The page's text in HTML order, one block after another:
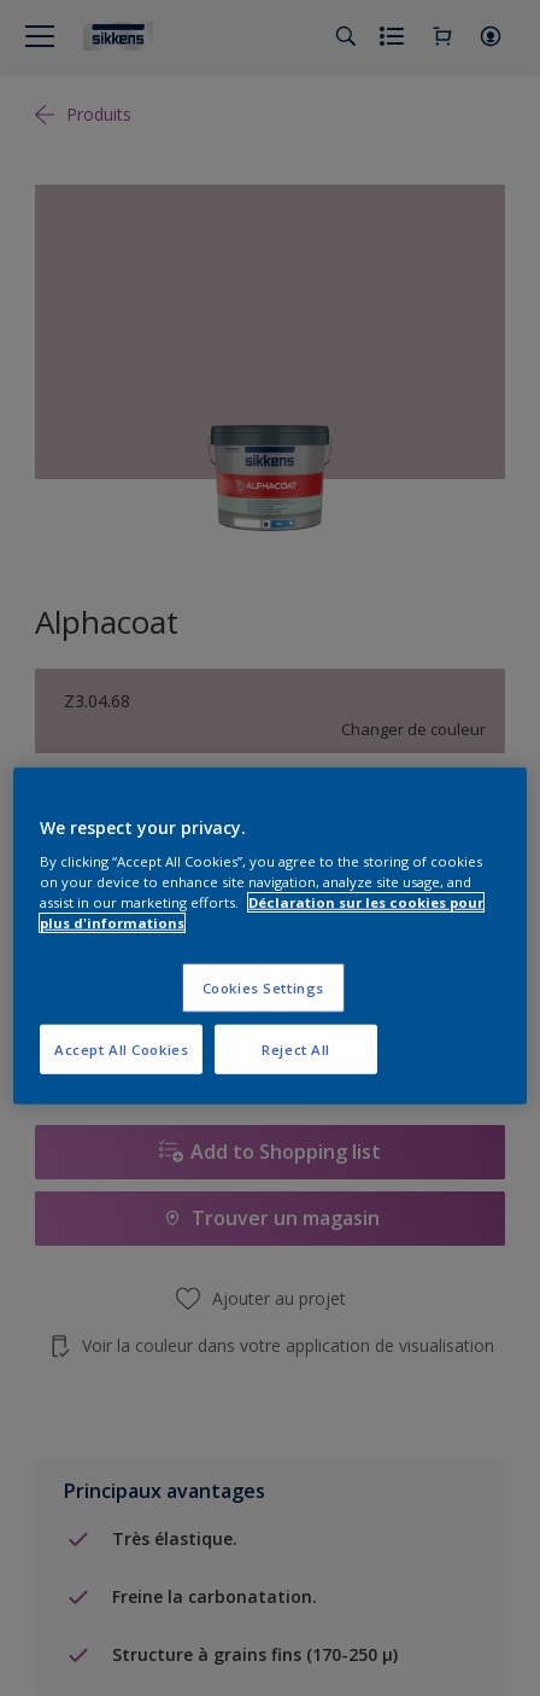
Produits
Alphacoat
Z3.04.68
Changer de couleur
Quantité Calculateur de peinture
peut être acheté que dans des magasins sélectionnés.
Add to Shopping list
Trouver un magasin
Ajouter au projet
Voir la couleur dans votre application de visualisation
Principaux avantages
Très élastique.
Freine la carbonatation.
Structure à grains fins (170-250 µ)
We respect your privacy.
By clicking “Accept All Cookies”, you agree to the storing of cookies
on your device to enhance site navigation, analyze site usage, and
assist in our marketing efforts.
Déclaration sur les cookies pour
plus d'informations
Cookies Settings
Reject All
Accept All Cookies